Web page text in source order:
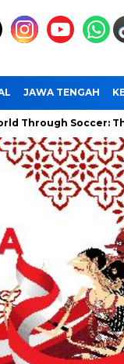
JAWA TENGAH
The Global